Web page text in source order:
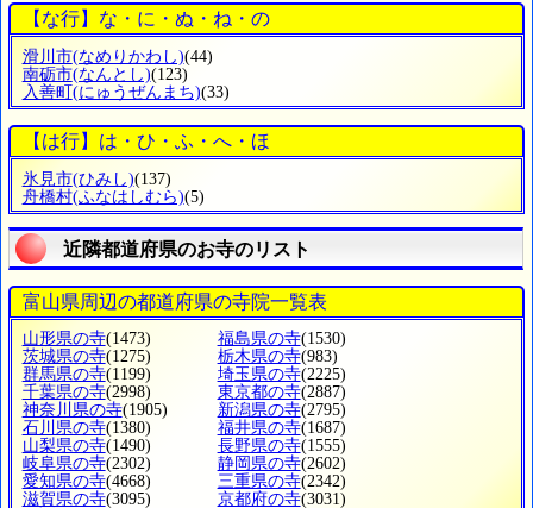
【な行】な・に・ぬ・ね・の
滑川市(なめりかわし)(44)
南砺市(なんとし)(123)
入善町 (にゅうぜんまち)(33)
【は行】は・ひ・ふ・へ・ほ
氷見市(ひみし)(137)
舟橋村(ふなはしむら)(5)
近隣都道府県のお寺のリスト
富山県周辺の都道府県の寺院一覧表
山形県の寺(1473) 福島県の寺(1530)
茨城県の寺(1275) 栃木県の寺(983)
群馬県の寺(1199) 埼玉県の寺(2225)
千葉県の寺(2998) 東京都の寺(2887)
神奈川県の寺(1905) 新潟県の寺(2795)
石川県の寺(1380) 福井県の寺(1687)
山梨県の寺(1490) 長野県の寺(1555)
岐阜県の寺(2302) 静岡県の寺(2602)
愛知県の寺(4668) 三重県の寺(2342)
滋賀県の寺(3095) 京都府の寺(3031)